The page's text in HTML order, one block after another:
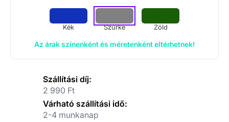
Kék Szürke Zöld
Az árak színenként és méretenként eltérhetnek!
Szállítási díj:
2 990 Ft
Várható szállítási idő:
2-4 munkanap